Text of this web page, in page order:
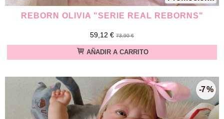
REBORN OLIVIA "SERIE REAL REBORNS"
59,12 € 73,90 €
AÑADIR A CARRITO
-7 %